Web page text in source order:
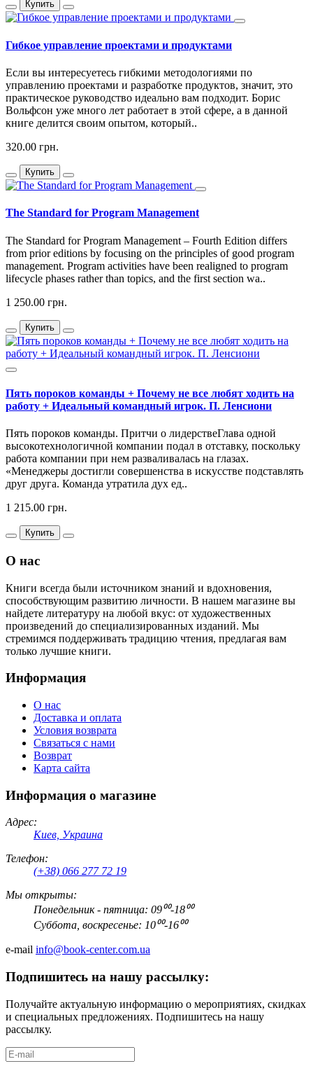
Купить
Гибкое управление проектами и продуктами
Если вы интересуетесь гибкими методологиями по
управлению проектами и разработке продуктов, значит, это
практическое руководство идеально вам подходит. Борис
Вольфсон уже много лет работает в этой сфере, а в данной
книге делится своим опытом, который..
320.00 грн.
Купить
The Standard for Program Management
The Standard for Program Management – Fourth Edition differs
from prior editions by focusing on the principles of good program
management. Program activities have been realigned to program
lifecycle phases rather than topics, and the first section wa..
1 250.00 грн.
Купить
Пять пороков команды + Почему не все любят ходить на
работу + Идеальный командный игрок. П. Ленсиони
Пять пороков команды. Притчи о лидерствеГлава одной
высокотехнологичной компании подал в отставку, поскольку
работа компании при нем разваливалась на глазах.
«Менеджеры достигли совершенства в искусстве подставлять
друг друга. Команда утратила дух ед..
1 215.00 грн.
Купить
О нас
Книги всегда были источником знаний и вдохновения,
способствующим развитию личности. В нашем магазине вы
найдете литературу на любой вкус: от художественных
произведений до специализированных изданий. Мы
стремимся поддерживать традицию чтения, предлагая вам
только лучшие книги.
Информация
О нас
Доставка и оплата
Условия возврата
Связаться с нами
Возврат
Карта сайта
Информация о магазине
Адрес:
Киев, Украина
Телефон:
(+38) 066 277 72 19
Мы открыты:
Понедельник - пятница: 09⁰⁰-18⁰⁰
Суббота, воскресенье: 10⁰⁰-16⁰⁰
e-mail info@book-center.com.ua
Подпишитесь на нашу рассылку:
Получайте актуальную информацию о мероприятиях, скидках
и специальных предложениях. Подпишитесь на нашу
рассылку.